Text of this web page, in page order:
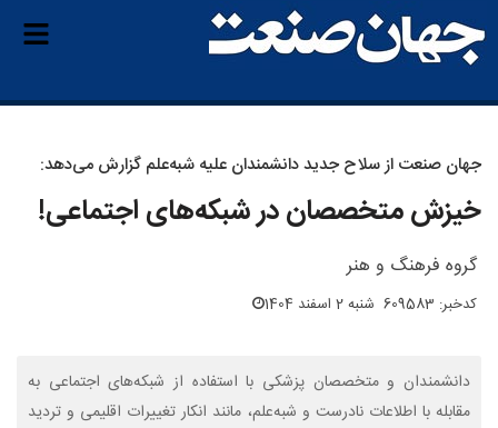
جهان صنعت از سلاح جدید دانشمندان علیه شبه‌علم گزارش می‌دهد:
خیزش متخصصان در شبکه‌های اجتماعی!
گروه فرهنگ و هنر
کدخبر: 609583 شنبه 2 اسفند 1404
دانشمندان و متخصصان پزشکی با استفاده از شبکه‌های اجتماعی به
مقابله با اطلاعات نادرست و شبه‌علم، مانند انکار تغییرات اقلیمی و تردید